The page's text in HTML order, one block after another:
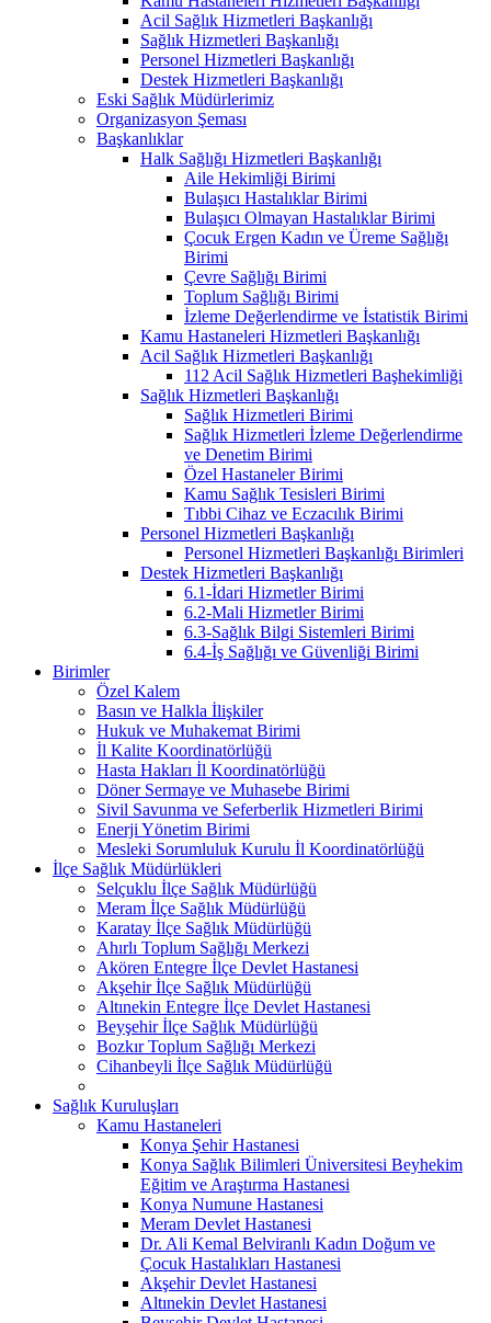
Acil Sağlık Hizmetleri Başkanlığı
Sağlık Hizmetleri Başkanlığı
Personel Hizmetleri Başkanlığı
Destek Hizmetleri Başkanlığı
Eski Sağlık Müdürlerimiz
Organizasyon Şeması
Başkanlıklar
Halk Sağlığı Hizmetleri Başkanlığı
Aile Hekimliği Birimi
Bulaşıcı Hastalıklar Birimi
Bulaşıcı Olmayan Hastalıklar Birimi
Çocuk Ergen Kadın ve Üreme Sağlığı
Birimi
Çevre Sağlığı Birimi
Toplum Sağlığı Birimi
İzleme Değerlendirme ve İstatistik Birimi
Kamu Hastaneleri Hizmetleri Başkanlığı
Acil Sağlık Hizmetleri Başkanlığı
112 Acil Sağlık Hizmetleri Başhekimliği
Sağlık Hizmetleri Başkanlığı
Sağlık Hizmetleri Birimi
Sağlık Hizmetleri İzleme Değerlendirme
ve Denetim Birimi
Özel Hastaneler Birimi
Kamu Sağlık Tesisleri Birimi
Tıbbi Cihaz ve Eczacılık Birimi
Personel Hizmetleri Başkanlığı
Personel Hizmetleri Başkanlığı Birimleri
Destek Hizmetleri Başkanlığı
6.1-İdari Hizmetler Birimi
6.2-Mali Hizmetler Birimi
6.3-Sağlık Bilgi Sistemleri Birimi
6.4-İş Sağlığı ve Güvenliği Birimi
Birimler
Özel Kalem
Basın ve Halkla İlişkiler
Hukuk ve Muhakemat Birimi
İl Kalite Koordinatörlüğü
Hasta Hakları İl Koordinatörlüğü
Döner Sermaye ve Muhasebe Birimi
Sivil Savunma ve Seferberlik Hizmetleri Birimi
Enerji Yönetim Birimi
Mesleki Sorumluluk Kurulu İl Koordinatörlüğü
İlçe Sağlık Müdürlükleri
Selçuklu İlçe Sağlık Müdürlüğü
Meram İlçe Sağlık Müdürlüğü
Karatay İlçe Sağlık Müdürlüğü
Ahırlı Toplum Sağlığı Merkezi
Akören Entegre İlçe Devlet Hastanesi
Akşehir İlçe Sağlık Müdürlüğü
Altınekin Entegre İlçe Devlet Hastanesi
Beyşehir İlçe Sağlık Müdürlüğü
Bozkır Toplum Sağlığı Merkezi
Cihanbeyli İlçe Sağlık Müdürlüğü
Sağlık Kuruluşları
Kamu Hastaneleri
Konya Şehir Hastanesi
Konya Sağlık Bilimleri Üniversitesi Beyhekim
Eğitim ve Araştırma Hastanesi
Konya Numune Hastanesi
Meram Devlet Hastanesi
Dr. Ali Kemal Belviranlı Kadın Doğum ve
Çocuk Hastalıkları Hastanesi
Akşehir Devlet Hastanesi
Altınekin Devlet Hastanesi